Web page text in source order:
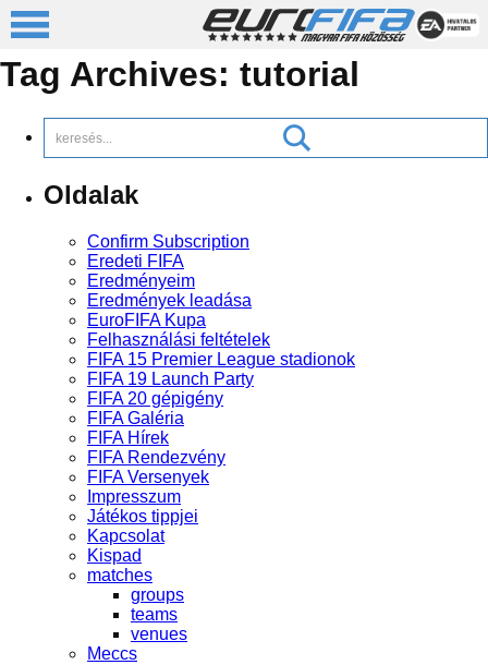
Tag Archives: tutorial
Oldalak
Confirm Subscription
Eredeti FIFA
Eredményeim
Eredmények leadása
EuroFIFA Kupa
Felhasználási feltételek
FIFA 15 Premier League stadionok
FIFA 19 Launch Party
FIFA 20 gépigény
FIFA Galéria
FIFA Hírek
FIFA Rendezvény
FIFA Versenyek
Impresszum
Játékos tippjei
Kapcsolat
Kispad
matches
groups
teams
venues
Meccs